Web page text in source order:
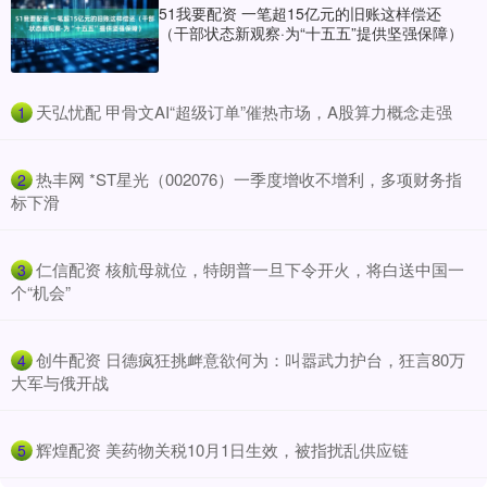
51我要配资 一笔超15亿元的旧账这样偿还
（干部状态新观察·为“十五五”提供坚强保障）
1 ​天弘忧配 甲骨文AI“超级订单”催热市场，A股算力概念走强
2 ​热丰网 *ST星光（002076）一季度增收不增利，多项财务指
标下滑
3 ​仁信配资 核航母就位，特朗普一旦下令开火，将白送中国一
个“机会”
4 ​创牛配资 日德疯狂挑衅意欲何为：叫嚣武力护台，狂言80万
大军与俄开战
5 ​辉煌配资 美药物关税10月1日生效，被指扰乱供应链